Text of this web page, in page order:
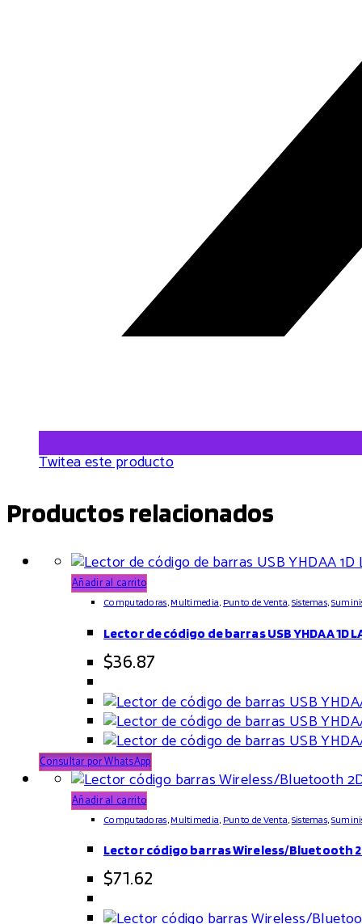
Twitea este producto
Productos relacionados
Añadir al carrito
Computadoras, Multimedia, Punto de Venta, Sistemas,
Lector de código de barras USB YHDAA 1D
$36.87
Consultar por WhatsApp
Añadir al carrito
Computadoras, Multimedia, Punto de Venta, Sistemas,
Lector código barras Wireless/Bluetooth
$71.62